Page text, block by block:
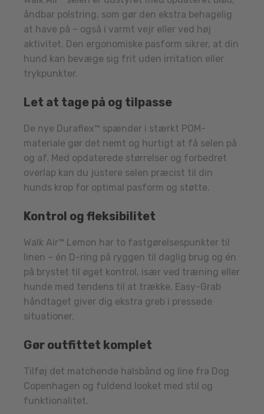
åndbar polstring, som gør den ekstra behagelig
at have på – også i varmt vejr eller ved høj
aktivitet. Den ergonomiske pasform sikrer, at din
hund kan bevæge sig frit uden irritation eller
trykpunkter.
Let at tage på og tilpasse
De nye Duraflex™ spænder i stærkt POM-
materiale gør det nemt og hurtigt at få selen på
og af. Med opdaterede størrelser og forbedret
overlap kan du justere selen præcist til din
hunds krop for optimal pasform og støtte.
Kontrol og fleksibilitet
Walk Air™ Lemon har to fastgørelsespunkter til
linen – én D-ring på ryggen til daglig brug og én
på brystet til øget kontrol, især ved træning eller
hunde med tendens til at trække. Easy-Grab
håndtaget giver dig ekstra greb i pressede
situationer.
Gør outfittet komplet
Tilføj det matchende halsbånd og line fra Dog
Copenhagen og fuldend looket med stil og
funktionalitet.